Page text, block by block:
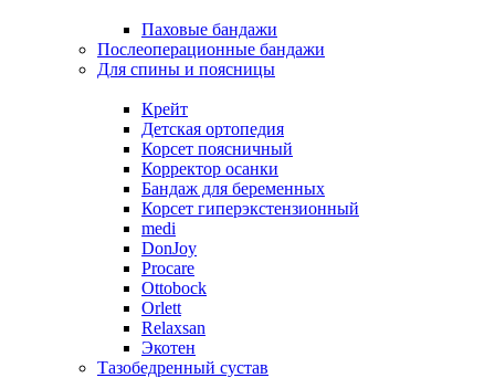
Паховые бандажи
Послеоперационные бандажи
Для спины и поясницы
Крейт
Детская ортопедия
Корсет поясничный
Корректор осанки
Бандаж для беременных
Корсет гиперэкстензионный
medi
DonJoy
Procare
Ottobock
Orlett
Relaxsan
Экотен
Тазобедренный сустав